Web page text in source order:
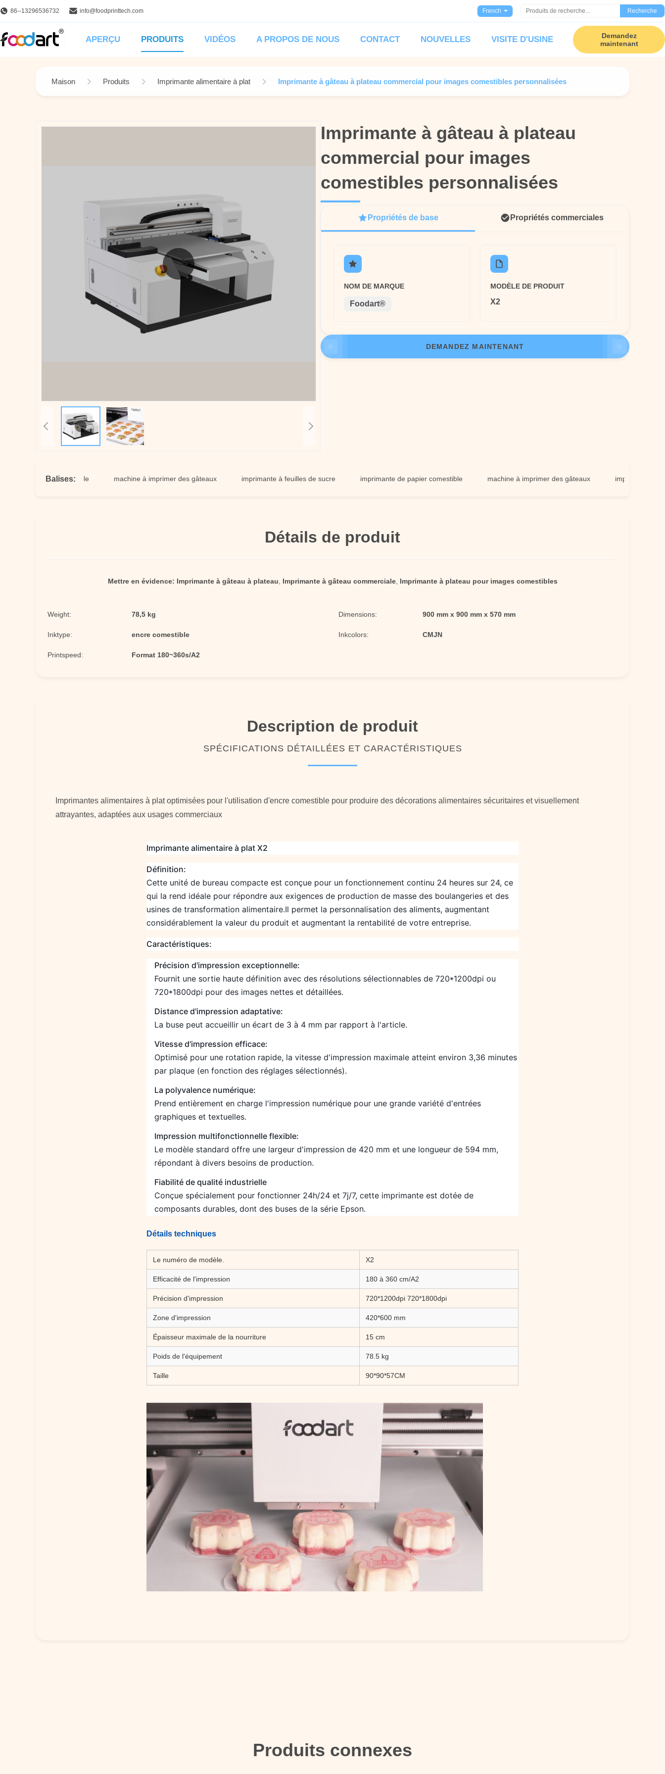
86--13296536732 info@foodprinttech.com French Recherche
APERÇU PRODUITS VIDÉOS A PROPOS DE NOUS CONTACT NOUVELLES VISITE D'USINE
Demandez
maintenant
Maison Produits Imprimante alimentaire à plat Imprimante à gâteau à plateau commercial pour images comestibles personnalisées
Imprimante à gâteau à plateau
commercial pour images
comestibles personnalisées
Imprimante à gâteau à plateau
commercial pour images
comestibles personnalisées
Propriétés de base Propriétés commerciales
NOM DE MARQUE
Foodart®
MODÈLE DE PRODUIT
X2
DEMANDEZ MAINTENANT
Balises:
papier comestible machine à imprimer des gâteaux imprimante à feuilles de sucre imprimante de papier comestible machine à imprimer des gâteaux imprimante à feuilles
Détails de produit
Mettre en évidence: Imprimante à gâteau à plateau Imprimante à gâteau commerciale, Imprimante à plateau pour images comestibles
Weight: 78,5 kg Dimensions: 900 mm x 900 mm x 570 mm
Inktype: encre comestible Inkcolors: CMJN
Printspeed: Format 180~360s/A2
Description de produit
SPÉCIFICATIONS DÉTAILLÉES ET CARACTÉRISTIQUES
Imprimantes alimentaires à plat optimisées pour l'utilisation d'encre comestible pour produire des décorations alimentaires sécuritaires et visuellement
attrayantes, adaptées aux usages commerciaux
Imprimante alimentaire à plat X2
Définition:
Cette unité de bureau compacte est conçue pour un fonctionnement continu 24 heures sur 24, ce
qui la rend idéale pour répondre aux exigences de production de masse des boulangeries et des
usines de transformation alimentaire.Il permet la personnalisation des aliments, augmentant
considérablement la valeur du produit et augmentant la rentabilité de votre entreprise.
Caractéristiques:
Précision d'impression exceptionnelle:
Fournit une sortie haute définition avec des résolutions sélectionnables de 720*1200dpi ou
720*1800dpi pour des images nettes et détaillées.
Distance d'impression adaptative:
La buse peut accueillir un écart de 3 à 4 mm par rapport à l'article.
Vitesse d'impression efficace:
Optimisé pour une rotation rapide, la vitesse d'impression maximale atteint environ 3,36 minutes
par plaque (en fonction des réglages sélectionnés).
La polyvalence numérique:
Prend entièrement en charge l'impression numérique pour une grande variété d'entrées
graphiques et textuelles.
Impression multifonctionnelle flexible:
Le modèle standard offre une largeur d'impression de 420 mm et une longueur de 594 mm,
répondant à divers besoins de production.
Fiabilité de qualité industrielle
Conçue spécialement pour fonctionner 24h/24 et 7j/7, cette imprimante est dotée de
composants durables, dont des buses de la série Epson.
Détails techniques
Le numéro de modèle. X2
Efficacité de l'impression 180 à 360 cm/A2
Précision d'impression 720*1200dpi 720*1800dpi
Zone d'impression 420*600 mm
Épaisseur maximale de la nourriture 15 cm
Poids de l'équipement 78.5 kg
Taille 90*90*57CM
Produits connexes